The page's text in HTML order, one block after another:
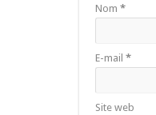
Nom *
E-mail *
Site web